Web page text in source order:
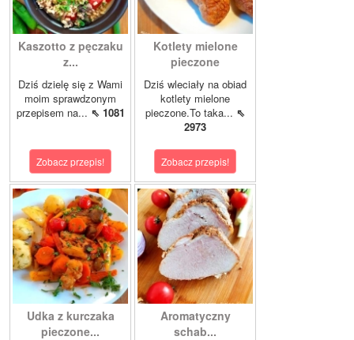
Kaszotto z pęczaku
z...
Dziś dzielę się z Wami
moim sprawdzonym
przepisem na... ⇖ 1081
Zobacz przepis!
Kotlety mielone
pieczone
Dziś wleciały na obiad
kotlety mielone
pieczone.To taka... ⇖
2973
Zobacz przepis!
Udka z kurczaka
pieczone...
Aromatyczny
schab...